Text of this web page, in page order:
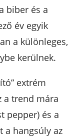
biber és a
év egyik
a különleges,
kerülnek.
extrém
a trend mára
pepper) és a
a hangsúly az